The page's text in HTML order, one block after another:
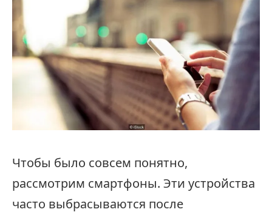
Чтобы было совсем понятно,
рассмотрим смартфоны. Эти устройства
часто выбрасываются после